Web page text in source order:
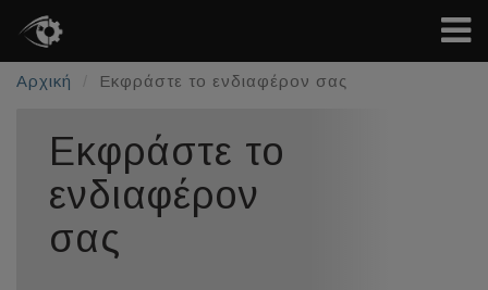
Αρχική Εκφράστε το ενδιαφέρον σας
Εκφράστε το
ενδιαφέρον
σας